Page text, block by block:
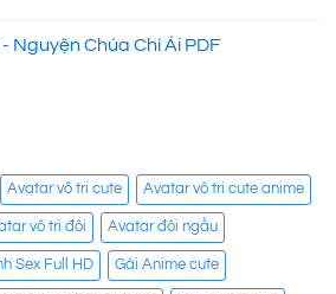
Nguyện Chúa Chí Ái PDF
Avatar vô tri cute Avatar vô tri cute anime
vô tri đôi Avatar đôi ngầu
Sex Full HD Gái Anime cute